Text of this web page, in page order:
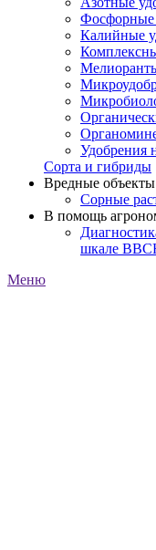
Фосфорные
Калийные
Удобрения
Сорта и гибриды
Вредные объекты
Сорные
В помощь
шкале
Меню